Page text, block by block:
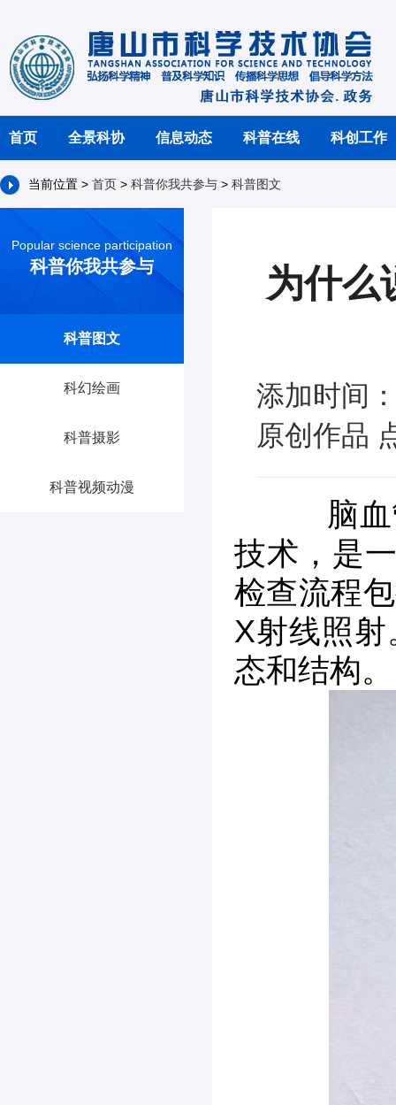
首页 全景科协 信息动态 科普在线 科创工作
当前位置 > 首页 > 科普你我共参与 > 科普图文
Popular science participation
科普你我共参与
科普图文
科幻绘画
科普摄影
科普视频动漫
为什么
添加时间
原创作品
脑血管
技术，是
检查流程
X射线照
态和结构。